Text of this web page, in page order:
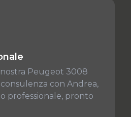
Peugeot 3008
con Andrea,
professionale, pronto